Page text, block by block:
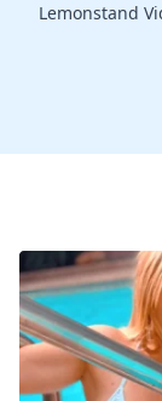
Lemonstand